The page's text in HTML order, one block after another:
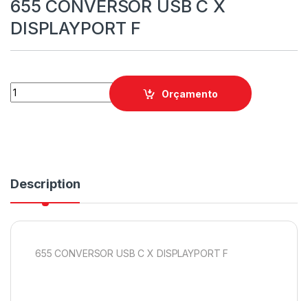
655 CONVERSOR USB C X
DISPLAYPORT F
Orçamento
Description
655 CONVERSOR USB C X DISPLAYPORT F